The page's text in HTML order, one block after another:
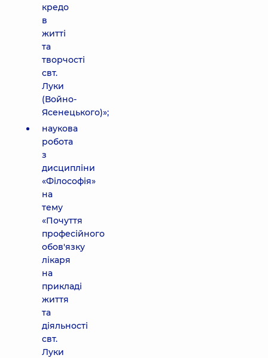
кредо
в
житті
та
творчості
свт.
Луки
(Войно-
Ясенецького)»;
наукова
робота
з
дисципліни
«Філософія»
на
тему
«Почуття
професійного
обов'язку
лікаря
на
прикладі
життя
та
діяльності
свт.
Луки